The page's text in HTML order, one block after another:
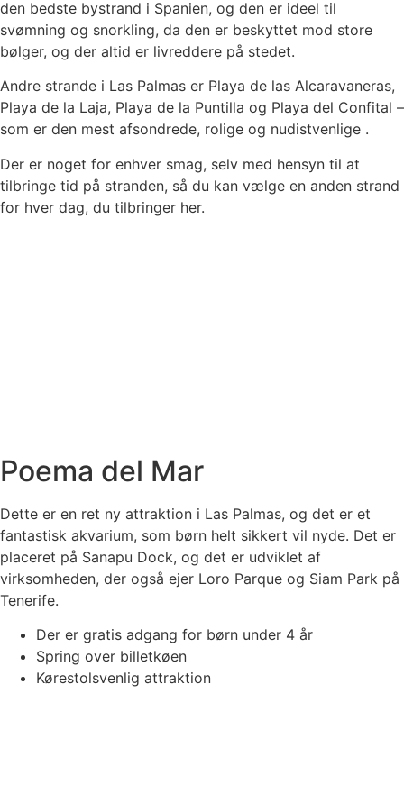
den bedste bystrand i Spanien, og den er ideel til
svømning og snorkling, da den er beskyttet mod store
bølger, og der altid er livreddere på stedet.
Andre strande i Las Palmas er Playa de las Alcaravaneras,
Playa de la Laja, Playa de la Puntilla og Playa del Confital –
som er den mest afsondrede, rolige og nudistvenlige .
Der er noget for enhver smag, selv med hensyn til at
tilbringe tid på stranden, så du kan vælge en anden strand
for hver dag, du tilbringer her.
Poema del Mar
Dette er en ret ny attraktion i Las Palmas, og det er et
fantastisk akvarium, som børn helt sikkert vil nyde. Det er
placeret på Sanapu Dock, og det er udviklet af
virksomheden, der også ejer Loro Parque og Siam Park på
Tenerife.
Der er gratis adgang for børn under 4 år
Spring over billetkøen
Kørestolsvenlig attraktion